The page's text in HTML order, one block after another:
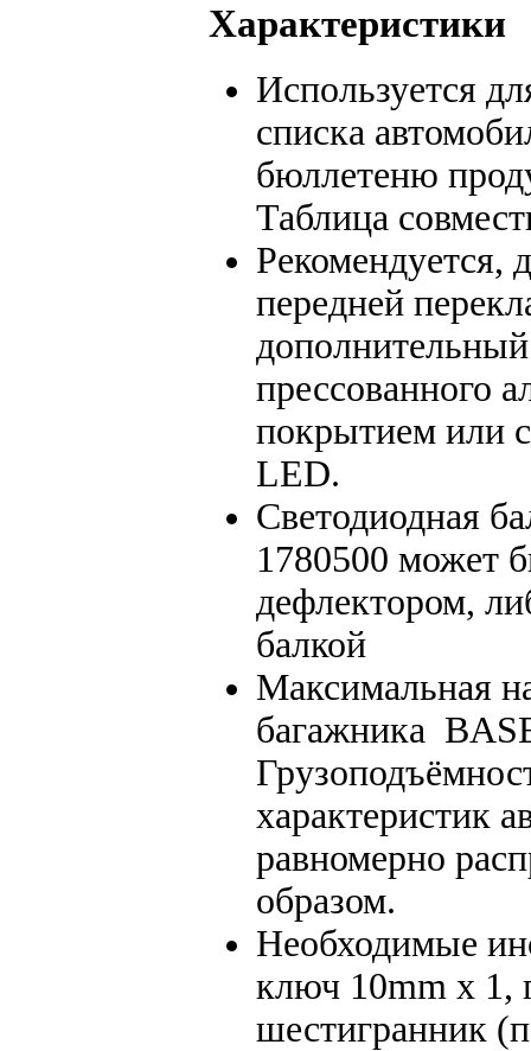
Характеристики
Используется
списка
бюллетеню
Таблица
Рекомендуется,
передней
прессованного
покрытием или
LED.
Светодиодная
1780500 может
дефлектором,
балкой
Максимальная
багажника
характеристик
равномерно
образом.
Необходимые
ключ 10mm x 1,
шестигранник